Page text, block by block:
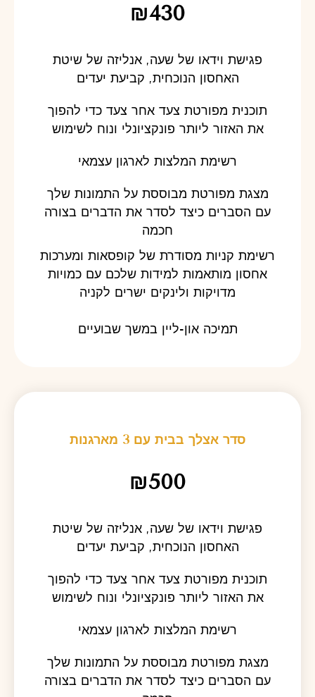
₪430
פגישת וידאו של שעה, אנליזה של שיטת
האחסון הנוכחית, קביעת יעדים
תוכנית מפורטת צעד אחר צעד כדי להפוך
את האזור ליותר פונקציונלי ונוח לשימוש
רשימת המלצות לארגון עצמאי
מצגת מפורטת מבוססת על התמונות שלך
עם הסברים כיצד לסדר את הדברים בצורה
חכמה
רשימת קניות מסודרת של ‏קופסאות ומערכות
אחסון מותאמות למידות שלכם עם כמויות
מדויקות ולינקים ישרים לקניה
תמיכה און-ליין במשך שבועיים
‏סדר אצלך בבית עם 3 מארגנות
₪500
פגישת וידאו של שעה, אנליזה של שיטת
האחסון הנוכחית, קביעת יעדים
תוכנית מפורטת צעד אחר צעד כדי להפוך
את האזור ליותר פונקציונלי ונוח לשימוש
רשימת המלצות לארגון עצמאי
מצגת מפורטת מבוססת על התמונות שלך
עם הסברים כיצד לסדר את הדברים בצורה